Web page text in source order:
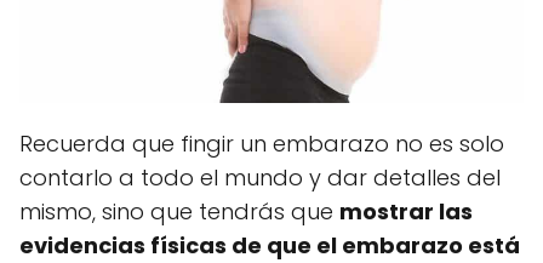
Recuerda que fingir un embarazo no es solo
contarlo a todo el mundo y dar detalles del
mismo, sino que tendrás que mostrar las
evidencias físicas de que el embarazo está